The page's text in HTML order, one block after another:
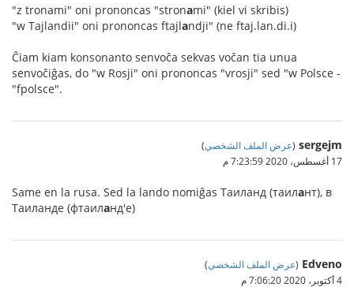
"z tronami" oni prononcas "stronami" (kiel vi skribis)
"w Tajlandii" oni prononcas ftajlandji" (ne ftaj.lan.di.i)
Ĉiam kiam konsonanto senvoĉa sekvas voĉan tia unua
senvoĉiĝas, do "w Rosji" oni prononcas "vrosji" sed "w Polsce -
"fpolsce".
sergejm
(عرض الملف الشخصي)
17 أغسطس، 2020 7:23:59 م
Same en la rusa. Sed la lando nomiĝas Таиланд (таилант), в
Таиланде (фтаиланд'е)
Edveno
(عرض الملف الشخصي)
4 أكتوبر، 2020 7:06:20 م